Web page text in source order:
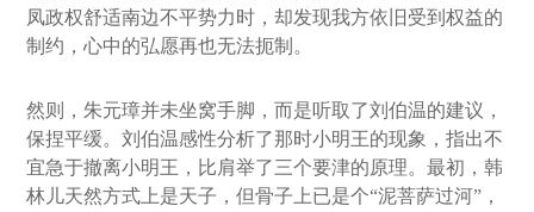
凤政权舒适南边不平势力时，却发现我方依旧受到权益的
制约，心中的弘愿再也无法扼制。
然则，朱元璋并未坐窝手脚，而是听取了刘伯温的建议，
保捏平缓。刘伯温感性分析了那时小明王的现象，指出不
宜急于撤离小明王，比肩举了三个要津的原理。最初，韩
林儿天然方式上是天子，但骨子上已是个“泥菩萨过河”，